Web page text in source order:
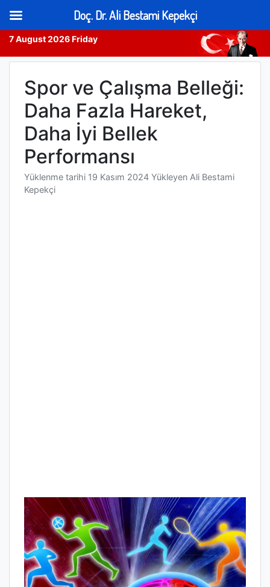
7 August 2026 Friday
Skip
contentSpor ve Çalışma Belleği:
Daha Fazla Hareket,
Daha İyi Bellek
Performansı
Yüklenme tarihi 19 Kasım 2024 Yükleyen Ali Bestami
Kepekçi
Doç. Dr. Ali Bestami Kepekçi